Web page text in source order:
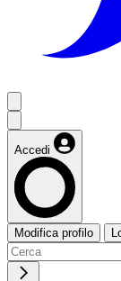
Accedi
Modifica profilo